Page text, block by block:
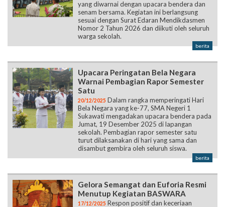
yang diwarnai dengan upacara bendera dan
senam bersama. Kegiatan ini berlangsung
sesuai dengan Surat Edaran Mendikdasmen
Nomor 2 Tahun 2026 dan diikuti oleh seluruh
warga sekolah.
berita
Upacara Peringatan Bela Negara
Warnai Pembagian Rapor Semester
Satu
20/12/2025 Dalam rangka memperingati Hari
Bela Negara yang ke-77, SMA Negeri 1
Sukawati mengadakan upacara bendera pada
Jumat, 19 Desember 2025 di lapangan
sekolah. Pembagian rapor semester satu
turut dilaksanakan di hari yang sama dan
disambut gembira oleh seluruh siswa.
berita
Gelora Semangat dan Euforia Resmi
Menutup Kegiatan BASWARA
17/12/2025 Respon positif dan keceriaan